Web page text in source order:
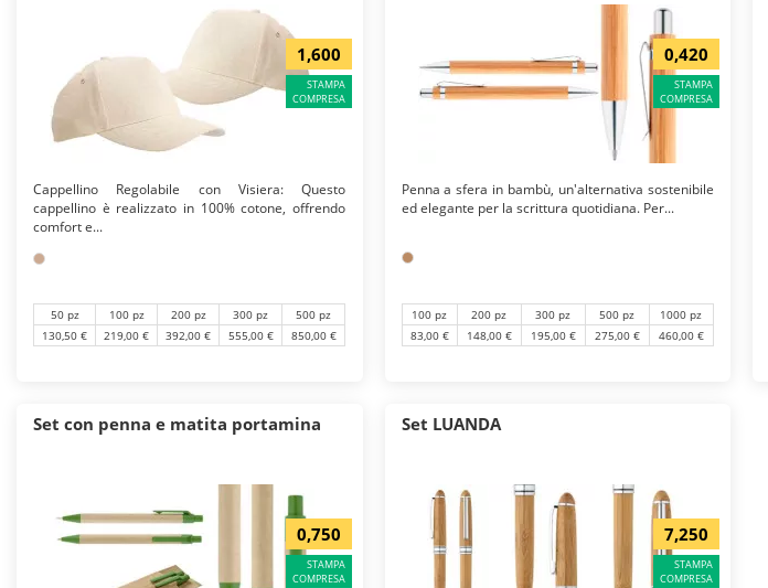
1,600
STAMPA
COMPRESA
Cappellino Regolabile con Visiera: Questo
cappellino è realizzato in 100% cotone, offrendo
comfort e...
50 pz 100 pz 200 pz 300 pz
500 pz
130,50 €
219,00 € 392,00 € 555,00 € 850,00 €
0,420
STAMPA
COMPRESA
Penna a sfera in bambù, un'alternativa sostenibile
ed elegante per la scrittura quotidiana. Per...
100 pz 200 pz 300 pz 500 pz
1000 pz
83,00 €
148,00 € 195,00 € 275,00 € 460,00 €
Set con penna e matita portamina
0,750
STAMPA
COMPRESA
Set LUANDA
7,250
STAMPA
COMPRESA